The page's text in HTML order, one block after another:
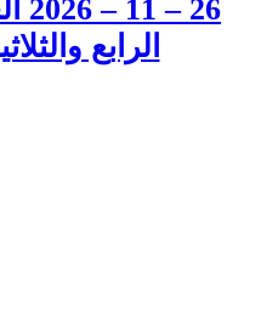
الرابع